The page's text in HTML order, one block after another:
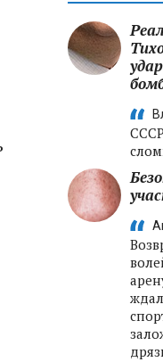
вновь